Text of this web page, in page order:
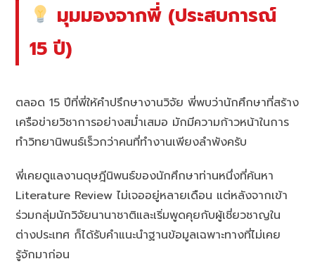
มุมมองจากพี่ (ประสบการณ์
15 ปี)
ตลอด 15 ปีที่พี่ให้คำปรึกษางานวิจัย พี่พบว่านักศึกษาที่สร้าง
เครือข่ายวิชาการอย่างสม่ำเสมอ มักมีความก้าวหน้าในการ
ทำวิทยานิพนธ์เร็วกว่าคนที่ทำงานเพียงลำพังครับ
พี่เคยดูแลงานดุษฎีนิพนธ์ของนักศึกษาท่านหนึ่งที่ค้นหา
Literature Review ไม่เจออยู่หลายเดือน แต่หลังจากเข้า
ร่วมกลุ่มนักวิจัยนานาชาติและเริ่มพูดคุยกับผู้เชี่ยวชาญใน
ต่างประเทศ ก็ได้รับคำแนะนำฐานข้อมูลเฉพาะทางที่ไม่เคย
รู้จักมาก่อน